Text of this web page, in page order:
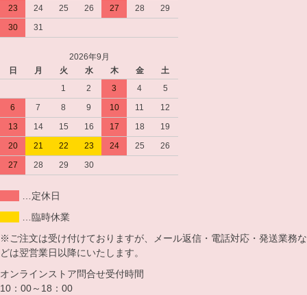
23
24 25 26 27 28
29
30
31
2026年9月
日
月 火 水 木 金
土
1
2 3 4
5
6
7 8 9 10 11
12
13
14 15 16 17 18
19
20
21 22 23 24 25
26
27
28 29 30
…定休日
…臨時休業
※ご注文は受け付けておりますが、メール返信・電話対応・発送業務な
どは翌営業日以降にいたします。
オンラインストア問合せ受付時間
10：00～18：00